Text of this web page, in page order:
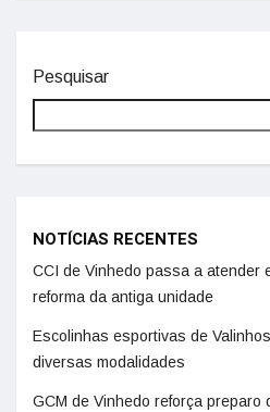
Pesquisar
NOTÍCIAS RECENTES
CCI de Vinhedo passa a atender
reforma da antiga unidade
Escolinhas esportivas de
diversas modalidades
GCM de Vinhedo reforça preparo